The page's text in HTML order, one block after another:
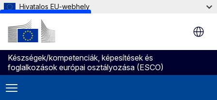
Skip to main content
Hivatalos EU-webhely
Készségek/kompetenciák, képesítések és
foglalkozások európai osztályozása (ESCO)